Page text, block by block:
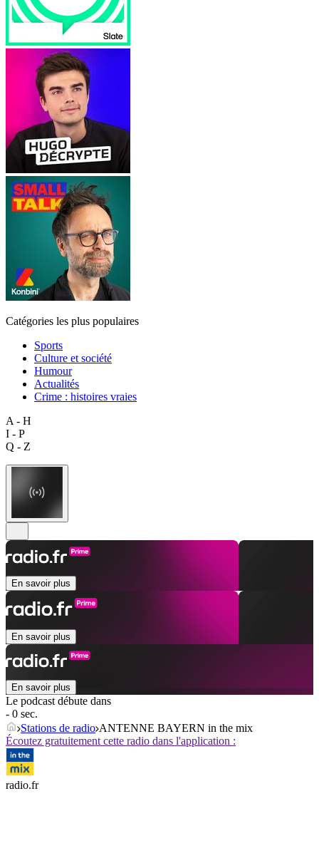
Catégories les plus populaires
Sports
Culture et société
Humour
Actualités
Crime : histoires vraies
A - H
I - P
Q - Z
En savoir plus
En savoir plus
En savoir plus
Le podcast débute dans
- 0 sec.
Stations de radio ANTENNE BAYERN in the mix
Écoutez gratuitement cette radio dans l'application :
radio.fr